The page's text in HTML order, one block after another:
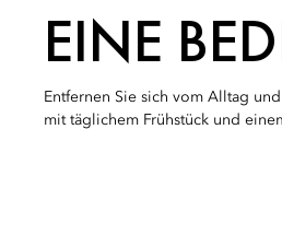
EINE
Entfernen Sie sich vom Alltag
mit täglichem Frühstück und